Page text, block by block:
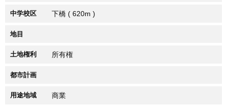
中学校区 下橋 ( 620m )
地目
土地権利 所有権
都市計画
用途地域 商業